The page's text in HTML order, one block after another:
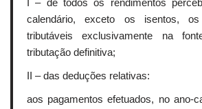
I – de todos os rendimentos
calendário, exceto os isentos, os
tributáveis exclusivamente na
tributação definitiva;
II – das deduções relativas:
aos pagamentos efetuados, no ano-